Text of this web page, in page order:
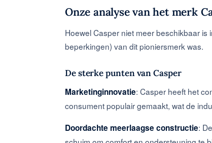
Onze analyse van het merk
Hoewel Casper niet meer beschikbaar
beperkingen) van dit pioniersmerk was.
De sterke punten van Casper
Marketinginnovatie: Casper heeft het
consument populair gemaakt, wat de
Doordachte meerlaagse constructie: